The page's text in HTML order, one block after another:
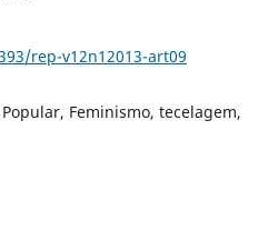
rep-v12n12013-art09
Popular, Feminismo, tecelagem,